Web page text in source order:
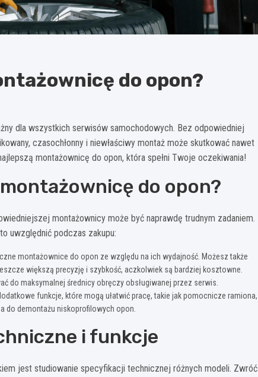
do opon?
dla wszystkich serwisów samochodowych. Bez odpowiedniej
czasochłonny i niewłaściwy montaż może skutkować nawet
montażownicę do opon, która spełni Twoje oczekiwania!
do opon?
montażownicy może być naprawdę trudnym zadaniem.
uwzględnić podczas zakupu:
montażownice do opon ze względu na ich wydajność. Możesz także
większą precyzję i szybkość, aczkolwiek są bardziej kosztowne.
do maksymalnej średnicy obręczy obsługiwanej przez serwis.
funkcje, które mogą ułatwić pracę, takie jak pomocnicze ramiona,
do demontażu niskoprofilowych opon.
i funkcje
jest studiowanie specyfikacji technicznej różnych modeli. Zwróć